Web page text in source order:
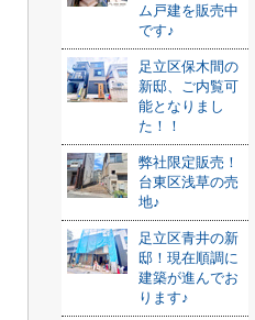
ム戸建を販売中
です♪
足立区保木間の
新邸、ご内覧可
能となりまし
た！！
弊社限定販売！
台東区浅草の売
地♪
足立区青井の新
邸！現在順調に
建築が進んでお
ります♪